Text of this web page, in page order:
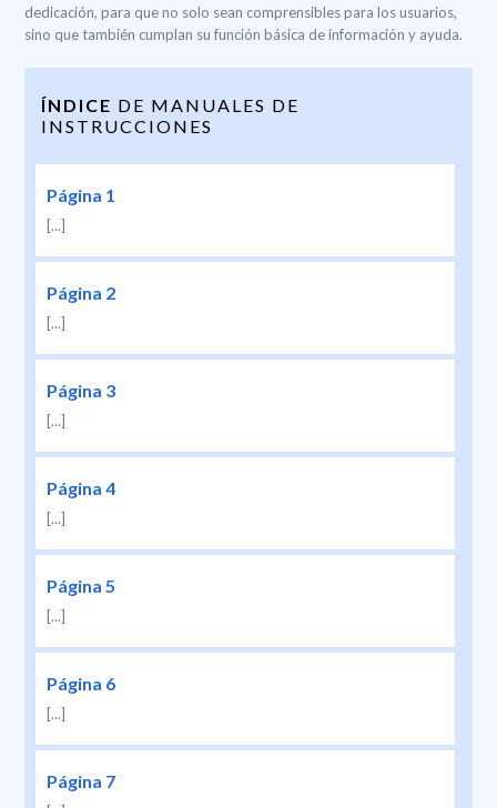
dedicación, para que no solo sean comprensibles para los usuarios,
sino que también cumplan su función básica de información y ayuda.
ÍNDICE DE MANUALES DE
INSTRUCCIONES
Página 1
[...]
Página 2
[...]
Página 3
[...]
Página 4
[...]
Página 5
[...]
Página 6
[...]
Página 7